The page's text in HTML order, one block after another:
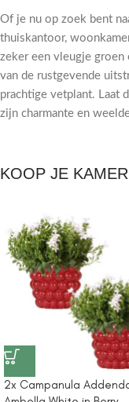
Of je nu op zoek bent
thuiskantoor,
zeker een vleugje
van de rustgevende
prachtige vetplant. Laat
zijn charmante en
KOOP JE
2x Campanula